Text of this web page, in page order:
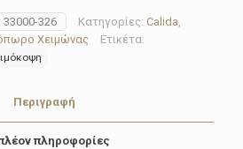
33000-326 Κατηγορίες: Calida,
Χειμώνας Ετικέτα:
Περιγραφή
πληροφορίες